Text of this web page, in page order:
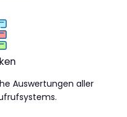
Auswertungen aller